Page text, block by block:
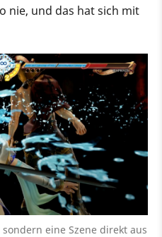
nie, und das hat sich mit
eine Szene direkt aus